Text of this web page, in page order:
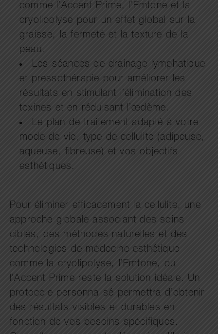
comme l’Accent Prime, l’Emtone et la
cryolipolyse pour un effet global sur la
graisse, la fermeté et la texture de la
peau.
Les séances de drainage lymphatique
et pressothérapie pour améliorer les
résultats en stimulant l’élimination des
toxines et en réduisant l’œdème.
Le plan de traitement adapté à votre
mode de vie, type de cellulite (adipeuse,
aqueuse, fibreuse) et vos objectifs
esthétiques.
Pour éliminer efficacement la cellulite, une
approche globale associant des soins
ciblés, des méthodes naturelles et des
technologies de médecine esthétique
comme la cryolipolyse, l’Emtone, ou
l’Accent Prime reste la solution idéale. Un
protocole personnalisé permettra d’obtenir
des résultats visibles et durables en
fonction de vos besoins spécifiques.